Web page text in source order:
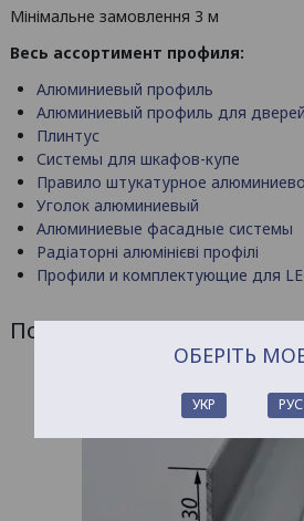
Мінімальне замовлення 3 м
Весь ассортимент профиля:
Алюминиевый профиль
Алюминиевый профиль для
Плинтус
Системы для шкафов-купе
Правило штукатурное
Уголок алюминиевый
Алюминиевые фасадные системы
Радіаторні алюмінієві профілі
Профили и комплектующие для
Похожие товары
ОБЕРІТЬ
УКР РУС